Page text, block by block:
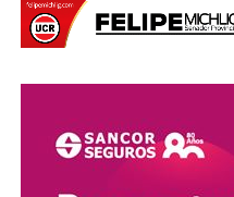
investigación para
pérdida de control del
emergencia trabajaron en
garantizar la seguridad en